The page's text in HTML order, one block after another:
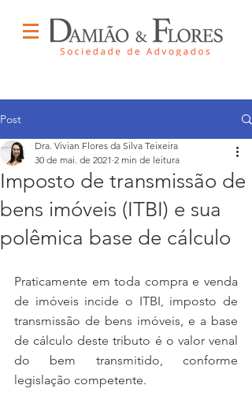
Post
Imposto de transmissão de
bens imóveis (ITBI) e sua
polêmica base de cálculo
Dra. Vivian Flores da Silva Teixeira
30 de mai. de 2021 2 min de leitura
Praticamente em toda compra e venda
de imóveis incide o ITBI, imposto de
transmissão de bens imóveis, e a base
de cálculo deste tributo é o valor venal
do bem transmitido, conforme
legislação competente.